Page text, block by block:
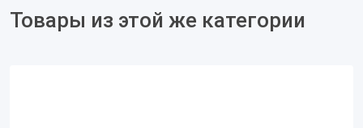
Товары из этой же категории